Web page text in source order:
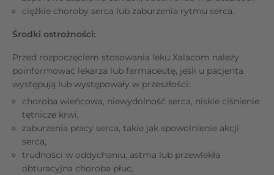
ciężkie choroby serca lub zaburzenia rytmu serca.
Środki ostrożności:
Przed rozpoczęciem stosowania leku Xalacom należy
poinformować lekarza lub farmaceutę, jeśli u pacjenta
występują lub występowały w przeszłości:
choroba wieńcowa, niewydolność serca, niskie ciśnienie
tętnicze krwi,
zaburzenia pracy serca, takie jak spowolnienie akcji
serca,
trudności w oddychaniu, astma lub przewlekła
obturacyjna choroba płuc,